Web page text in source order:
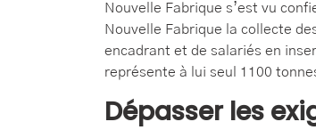
Nouvelle Fabrique s’est vu
Nouvelle Fabrique la collecte
encadrant et de salariés en
représente à lui seul 1100
Dépasser les